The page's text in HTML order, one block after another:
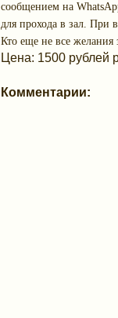
сообщением на
для прохода в зал. При
Кто еще не все
Цена: 1500 рублей
Комментарии: